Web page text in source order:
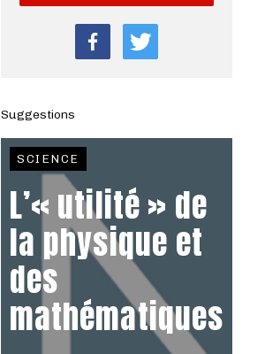
Suggestions
SCIENCE
L’« utilité » de
la physique et
des
mathématiques